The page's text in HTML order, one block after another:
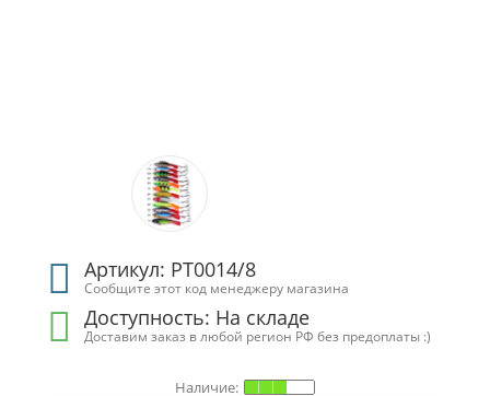
Артикул: РТ0014/8
Сообщите этот код менеджеру магазина
Доступность: На складе
Доставим заказ в любой регион РФ без предоплаты :)